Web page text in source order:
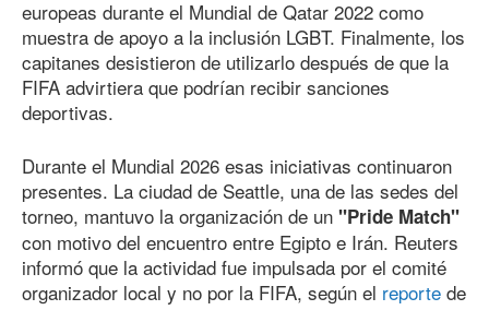
europeas durante el Mundial de Qatar 2022 como
muestra de apoyo a la inclusión LGBT. Finalmente, los
capitanes desistieron de utilizarlo después de que la
FIFA advirtiera que podrían recibir sanciones
deportivas.
Durante el Mundial 2026 esas iniciativas continuaron
presentes. La ciudad de Seattle, una de las sedes del
torneo, mantuvo la organización de un "Pride Match"
con motivo del encuentro entre Egipto e Irán. Reuters
informó que la actividad fue impulsada por el comité
organizador local y no por la FIFA, según el reporte de